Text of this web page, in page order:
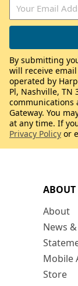
ABOUT
About
News
Mobile
Store
By submitting
will receive
operated by
Pl, Nashville, TN
communications
Gateway. You
at any time. If
Privacy Policy or